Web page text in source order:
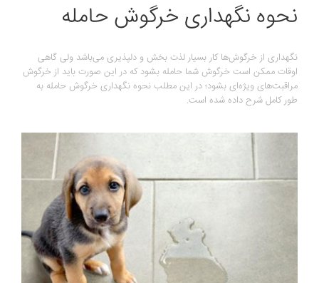
نحوه نگهداری خرگوش حامله
نگهداری از خرگوش‌ها کار بسیار لذت بخش و دلپذیری می‌باشد ولی گاهی
اوقات ممکن است خرگوش شما حامله بشود که در این صورت باید از خرگوش
مراقبت‌های ویژه‌ای بشود؛ در این مطلب نحوه نگهداری خرگوش حامله به
طور کامل شرح داده شده است.